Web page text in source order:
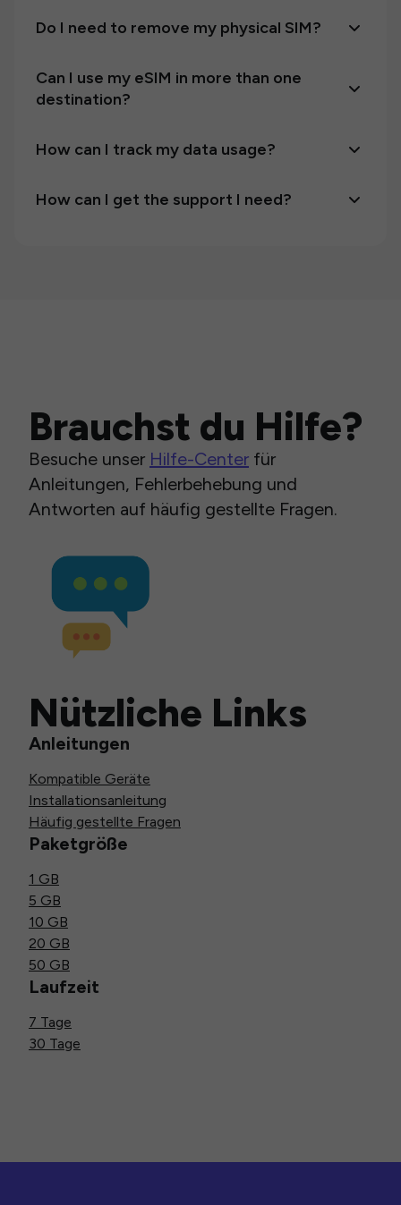
Do I need to remove my physical SIM?
Can I use my eSIM in more than one
destination?
How can I track my data usage?
How can I get the support I need?
Brauchst du Hilfe?
Besuche unser Hilfe-Center für
Anleitungen, Fehlerbehebung und
Antworten auf häufig gestellte Fragen.
Nützliche Links
Anleitungen
Kompatible Geräte
Installationsanleitung
Häufig gestellte Fragen
Paketgröße
1 GB
5 GB
10 GB
20 GB
50 GB
Laufzeit
7 Tage
30 Tage